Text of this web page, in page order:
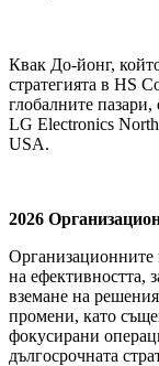
Квак До-йонг,
стратегията в HS
глобалните пазари,
LG Electronics
USA.
2026
на ефективността,
вземане на
промени, като
фокусирани
дългосрочната